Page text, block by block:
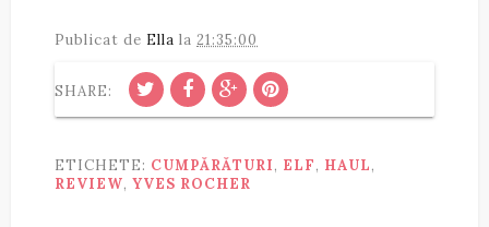
Publicat de Ella la 21:35:00
SHARE:
ETICHETE: CUMPĂRĂTURI, ELF, HAUL,
REVIEW, YVES ROCHER